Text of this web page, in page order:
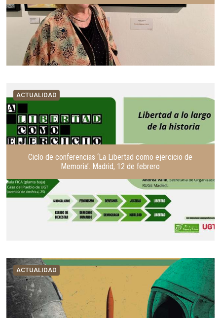
ACTUALIDAD
Ciclo de conferencias ‘La Libertad como ejercicio de
Memoria’. Madrid, 12 de febrero
ACTUALIDAD